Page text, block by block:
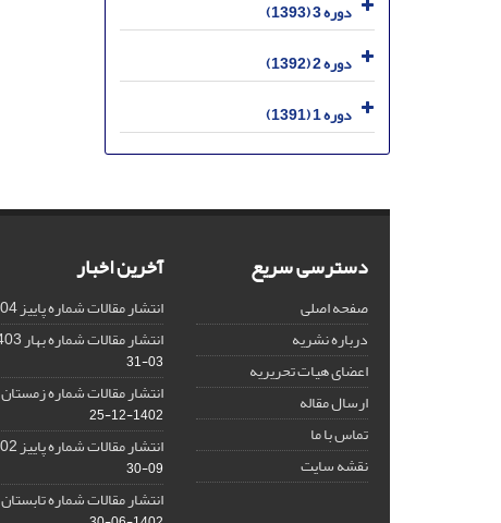
دوره 3 (1393)
دوره 2 (1392)
دوره 1 (1391)
دسترسی سریع
صفحه اصلی
درباره نشریه
اعضای هیات تحریریه
ارسال مقاله
تماس با ما
نقشه سایت
آخرین اخبار
انتشار مقالات شماره پاییز 1404
انتشار مقالات شماره بهار 1403 نشریه
03-31
انتشار مقالات شماره زمستان 1402 نشریه
1402-12-25
انتشار مقالات شماره پاییز 1402 نشریه
09-30
انتشار مقالات شماره تابستان 1402 نشریه